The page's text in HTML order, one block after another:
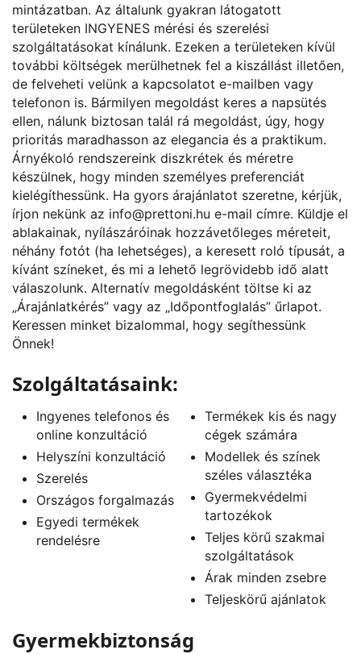
mintázatban. Az általunk gyakran látogatott
területeken INGYENES mérési és szerelési
szolgáltatásokat kínálunk. Ezeken a területeken kívül
további költségek merülhetnek fel a kiszállást illetően,
de felveheti velünk a kapcsolatot e-mailben vagy
telefonon is. Bármilyen megoldást keres a napsütés
ellen, nálunk biztosan talál rá megoldást, úgy, hogy
prioritás maradhasson az elegancia és a praktikum.
Árnyékoló rendszereink diszkrétek és méretre
készülnek, hogy minden személyes preferenciát
kielégíthessünk. Ha gyors árajánlatot szeretne, kérjük,
írjon nekünk az info@prettoni.hu e-mail címre. Küldje el
ablakainak, nyílászáróinak hozzávetőleges méreteit,
néhány fotót (ha lehetséges), a keresett roló típusát, a
kívánt színeket, és mi a lehető legrövidebb idő alatt
válaszolunk. Alternatív megoldásként töltse ki az
„Árajánlatkérés” vagy az „Időpontfoglalás” űrlapot.
Keressen minket bizalommal, hogy segíthessünk
Önnek!
Szolgáltatásaink:
Ingyenes telefonos és
online konzultáció
Helyszíni konzultáció
Szerelés
Országos forgalmazás
Egyedi termékek
rendelésre
Termékek kis és nagy
cégek számára
Modellek és színek
széles választéka
Gyermekvédelmi
tartozékok
Teljes körű szakmai
szolgáltatások
Árak minden zsebre
Teljeskörű ajánlatok
Gyermekbiztonság